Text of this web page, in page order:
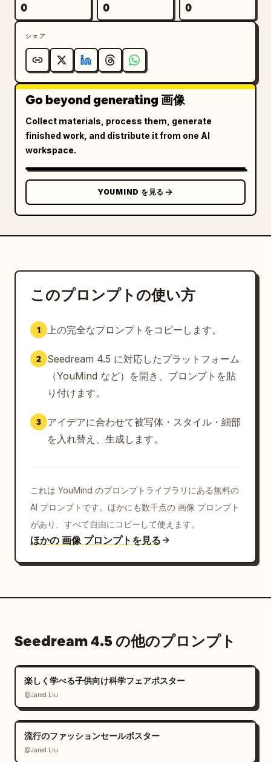
0 0 0
シェア
Go beyond generating 画像
Collect materials, process them, generate
finished work, and distribute it from one AI
workspace.
YOUMIND を見る
このプロンプトの使い方
1 上の完全なプロンプトをコピーします。
2
Seedream 4.5 に対応したプラットフォーム
（YouMind など）を開き、プロンプトを貼
り付けます。
3
アイデアに合わせて被写体・スタイル・細部
を入れ替え、生成します。
これは YouMind のプロンプトライブラリにある無料の
AI プロンプトです。ほかにも数千点の 画像 プロンプト
があり、すべて自由にコピーして使えます。
ほかの 画像 プロンプトを見る
Seedream 4.5 の他のプロンプト
楽しく学べる子供向け科学フェアポスター
@Jared Liu
流行のファッションセールポスター
@Jared Liu